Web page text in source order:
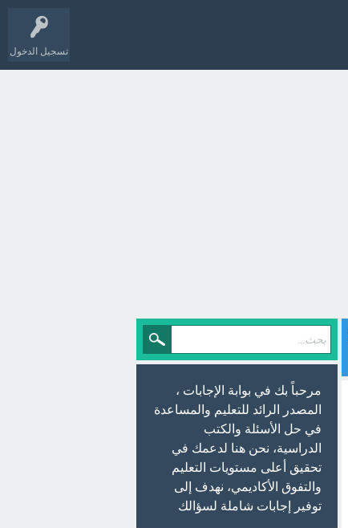
تسجيل الدخول
مرحباً بك في بوابة الإجابات ،
المصدر الرائد للتعليم والمساعدة
في حل الأسئلة والكتب
الدراسية، نحن هنا لدعمك في
تحقيق أعلى مستويات التعليم
والتفوق الأكاديمي، نهدف إلى
توفير إجابات شاملة لسؤالك